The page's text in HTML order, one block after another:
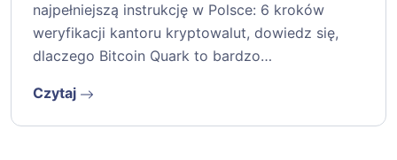
najpełniejszą instrukcję w Polsce: 6 kroków
weryfikacji kantoru kryptowalut, dowiedz się,
dlaczego Bitcoin Quark to bardzo…
Czytaj